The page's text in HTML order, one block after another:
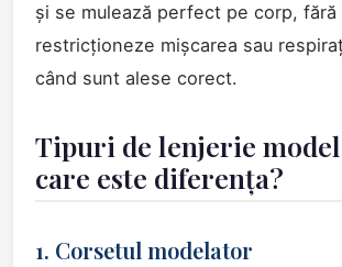
și se mulează perfect pe corp, fără
restricționeze mișcarea sau
când sunt alese corect.
Tipuri de lenjerie
care este diferența?
1. Corsetul modelator